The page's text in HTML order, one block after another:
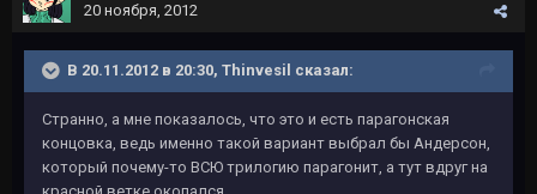
20 ноября, 2012
В 20.11.2012 в 20:30, Thinvesil сказал:
Странно, а мне показалось, что это и есть парагонская
концовка, ведь именно такой вариант выбрал бы Андерсон,
который почему-то ВСЮ трилогию парагонит, а тут вдруг на